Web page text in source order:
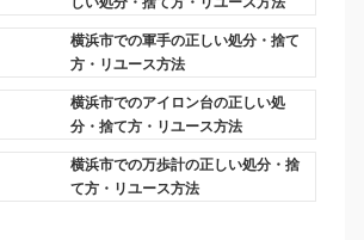
横浜市での軍手の正しい処分・捨て
方・リユース方法
横浜市でのアイロン台の正しい処
分・捨て方・リユース方法
横浜市での万歩計の正しい処分・捨
て方・リユース方法